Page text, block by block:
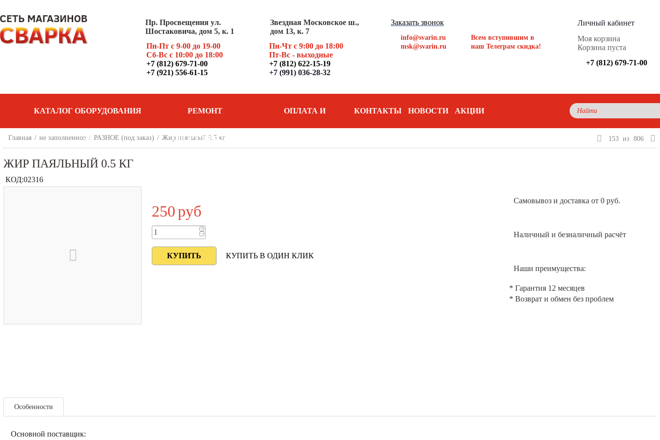
Пр. Просвещения ул.
Шостаковича, дом 5, к. 1
Пн-Пт с 9-00 до 19-00
Сб-Вс с 10:00 до 18:00
+7 (812) 679-71-00
+7 (921) 556-61-15
Звездная Московское ш.,
дом 13, к. 7
Пн-Чт с 9:00 до 18:00
Пт-Вс - выходные
+7 (812) 622-15-19
+7 (991) 036-28-32
Заказать звонок
info@svarin.ru
msk@svarin.ru
Всем вступившим в
наш Телеграм скидка!
Личный кабинет
Моя корзина
Корзина пуста
+7 (812) 679-71-00
КАТАЛОГ ОБОРУДОВАНИЯ РЕМОНТ
ОБОРУДОВАНИЯ
ОПЛАТА И КОНТАКТЫ НОВОСТИ АКЦИИ
Главная / не заполненное / РАЗНОЕ (под заказ) / Жир паяльный 0.5 кг 153 из 806
ЖИР ПАЯЛЬНЫЙ 0.5 КГ
КОД:02316
Самовывоз и доставка от 0 руб.
Наличный и безналичный расчёт
Наши преимущества:
* Гарантия 12 месяцев
* Возврат и обмен без проблем
250руб
+
−
КУПИТЬ В ОДИН КЛИК
Особенности
Основной поставщик: